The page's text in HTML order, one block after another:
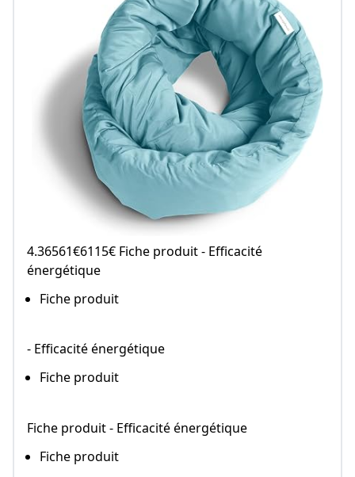
4.36561€6115€ Fiche produit - Efficacité
énergétique
Fiche produit
- Efficacité énergétique
Fiche produit
Fiche produit - Efficacité énergétique
Fiche produit